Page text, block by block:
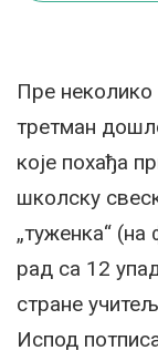
Пре неколико
третман
које похађа
школску
„туженка“
рад са 12
стране
Испод